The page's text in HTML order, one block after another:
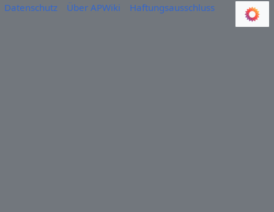
Datenschutz Über APWiki Haftungsausschluss